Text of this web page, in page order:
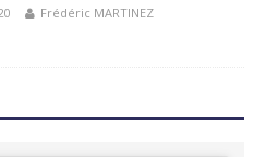
Frédéric MARTINEZ